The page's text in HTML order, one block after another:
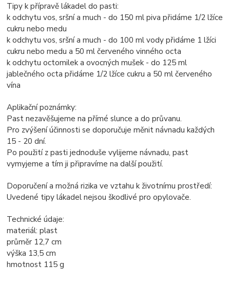
Tipy k přípravě lákadel do pasti:
k odchytu vos, sršní a much - do 150 ml piva přidáme 1/2 lžíce
cukru nebo medu
k odchytu vos, sršní a much - do 100 ml vody přidáme 1 lžíci
cukru nebo medu a 50 ml červeného vinného octa
k odchytu octomilek a ovocných mušek - do 125 ml
jablečného octa přidáme 1/2 lžíce cukru a 50 ml červeného
vína
Aplikační poznámky:
Past nezavěšujeme na přímé slunce a do průvanu.
Pro zvýšení účinnosti se doporučuje měnit návnadu každých
15 - 20 dní.
Po použití z pasti jednoduše vylijeme návnadu, past
vymyjeme a tím ji připravíme na další použití.
Doporučení a možná rizika ve vztahu k životnímu prostředí:
Uvedené tipy lákadel nejsou škodlivé pro opylovače.
Technické údaje:
materiál: plast
průměr 12,7 cm
výška 13,5 cm
hmotnost 115 g